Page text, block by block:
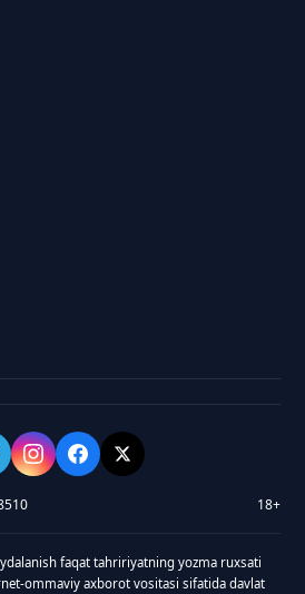
18+
faqat tahririyatning yozma ruxsati
ommaviy axborot vositasi sifatida davlat